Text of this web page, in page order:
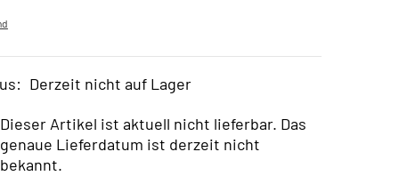
Derzeit nicht auf Lager
Dieser Artikel ist aktuell nicht lieferbar. Das
genaue Lieferdatum ist derzeit nicht
bekannt.